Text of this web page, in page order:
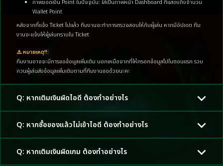
ภาพยอดเงิน Point ในปัจจุบัน: ใส่เป็นภาพหน้า Dashboard ที่แสดงถึงจำนวน
Wallet Point
หลังจากที่แจ้ง Ticket ไปแล้ว ทีมงานจะทำการตรวจสอบให้กับผู้เล่น หากมีอัปเดต ทีม
งานจะแจ้งให้ผู้เล่นทราบใน Ticket
⚠️ หมายเหตุ!!:
ทีมงานอาจจะมีการขอข้อมูลเพิ่มเติม นอกเหนือจากที่ให้กรอกข้อมูลไปในตอนแรก รวบ
กวนผู้เล่นส่งข้อมูลเพิ่มเติมตามที่ทีมงานขอด้วยนะคะ
Q: หากเติมเงินผิดไอดี ต้องทำอย่างไร
Q: หากซื้อของแล้วไม่เข้าไอดี ต้องทำอย่างไร
Q: หากเติมเงินผิดเกม ต้องทำอย่างไร